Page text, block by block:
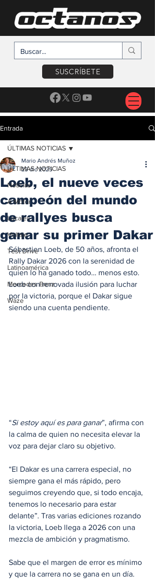
SUSCRÍBETE
Entrada
ÚLTIMAS NOTICIAS
Noticias
A Motor
Locales
Voltaje
Test Drive
Latinoamérica
Mercedes Benz
Waze
ÚLTIMAS NOTICIAS
Loeb, el nueve veces
campeón del mundo
de rallyes busca
ganar su primer Dakar
Mario Andrés Muñoz
23 dic 2025
Sébastien Loeb, de 50 años, afronta el
Rally Dakar 2026 con la serenidad de
quien lo ha ganado todo… menos esto.
Loeb con renovada ilusión para luchar
por la victoria, porque el Dakar sigue
siendo una cuenta pendiente.
“Si estoy aquí es para ganar”, afirma con
la calma de quien no necesita elevar la
voz para dejar claro su objetivo.
“El Dakar es una carrera especial, no
siempre gana el más rápido, pero
seguimos creyendo que, si todo encaja,
tenemos lo necesario para estar
delante”. Tras varias ediciones rozando
la victoria, Loeb llega a 2026 con una
mezcla de ambición y pragmatismo.
Sabe que el margen de error es mínimo
y que la carrera no se gana en un día.